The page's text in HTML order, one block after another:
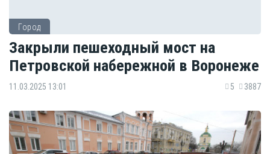
Город
Закрыли пешеходный мост на
Петровской набережной в Воронеже
11.03.2025 13:01 5 3887